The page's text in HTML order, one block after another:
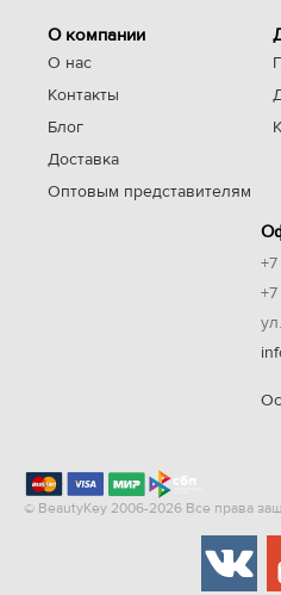
О компании
О нас
Контакты
Блог
Доставка
Оптовым представителям
© BeautyKey 2006-2026 Все права